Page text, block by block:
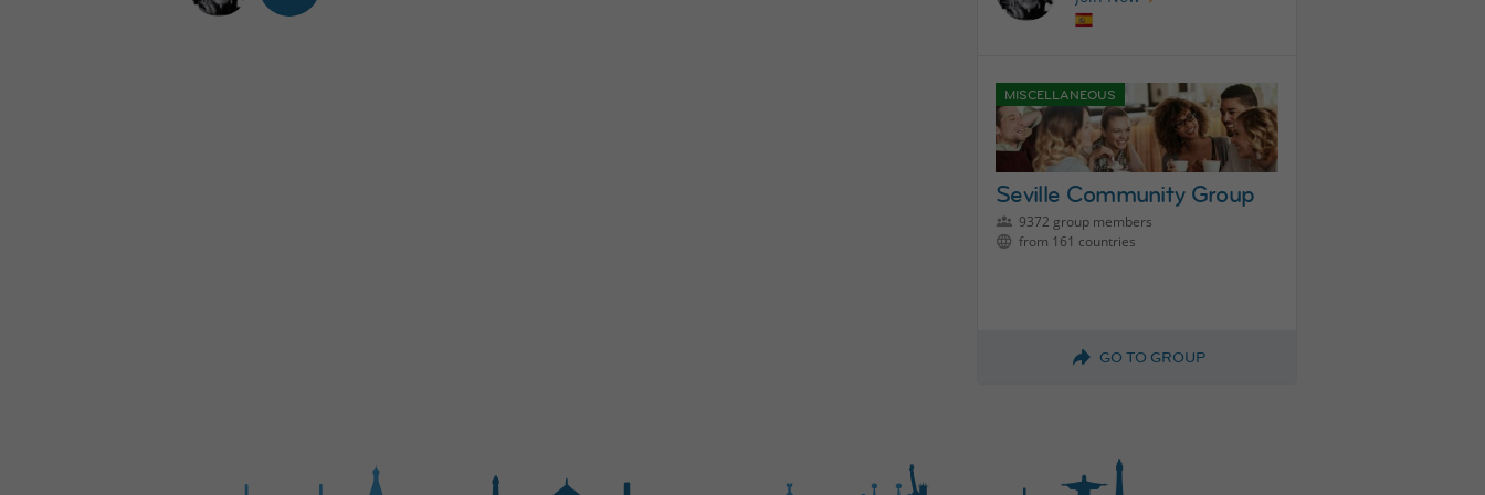
MISCELLANEOUS
Seville Community Group
9372 group members
from 161 countries
GO TO GROUP